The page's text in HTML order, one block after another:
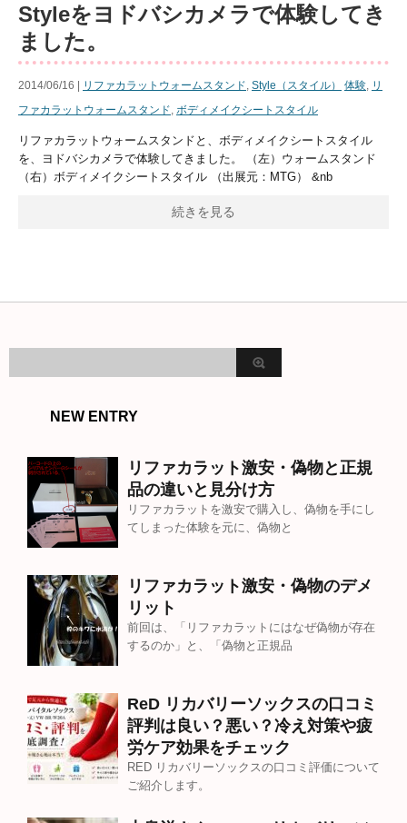
Styleをヨドバシカメラで体験してき
ました。
2014/06/16 | リファカラットウォームスタンド, Style（スタイル） 体験, リ
ファカラットウォームスタンド, ボディメイクシートスタイル
リファカラットウォームスタンドと、ボディメイクシートスタイル
を、ヨドバシカメラで体験してきました。 （左）ウォームスタンド
（右）ボディメイクシートスタイル （出展元：MTG） &nb
続きを見る
NEW ENTRY
リファカラット激安・偽物と正規
品の違いと見分け方
リファカラットを激安で購入し、偽物を手にし
てしまった体験を元に、偽物と
リファカラット激安・偽物のデメ
リット
前回は、「リファカラットにはなぜ偽物が存在
するのか」と、「偽物と正規品
ReD リカバリーソックスの口コミ
評判は良い？悪い？冷え対策や疲
労ケア効果をチェック
RED リカバリーソックスの口コミ評価について
ご紹介します。